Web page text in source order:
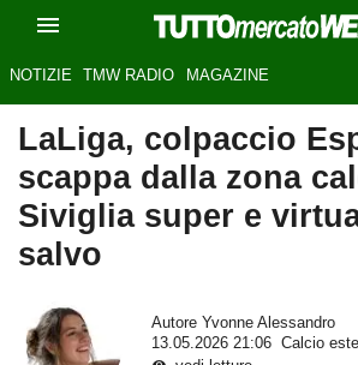
NOTIZIE TMW RADIO MAGAZINE
LaLiga, colpaccio
scappa dalla zona
Siviglia super e
salvo
Autore Yvonne Alessandro
13.05.2026 21:06
Calcio